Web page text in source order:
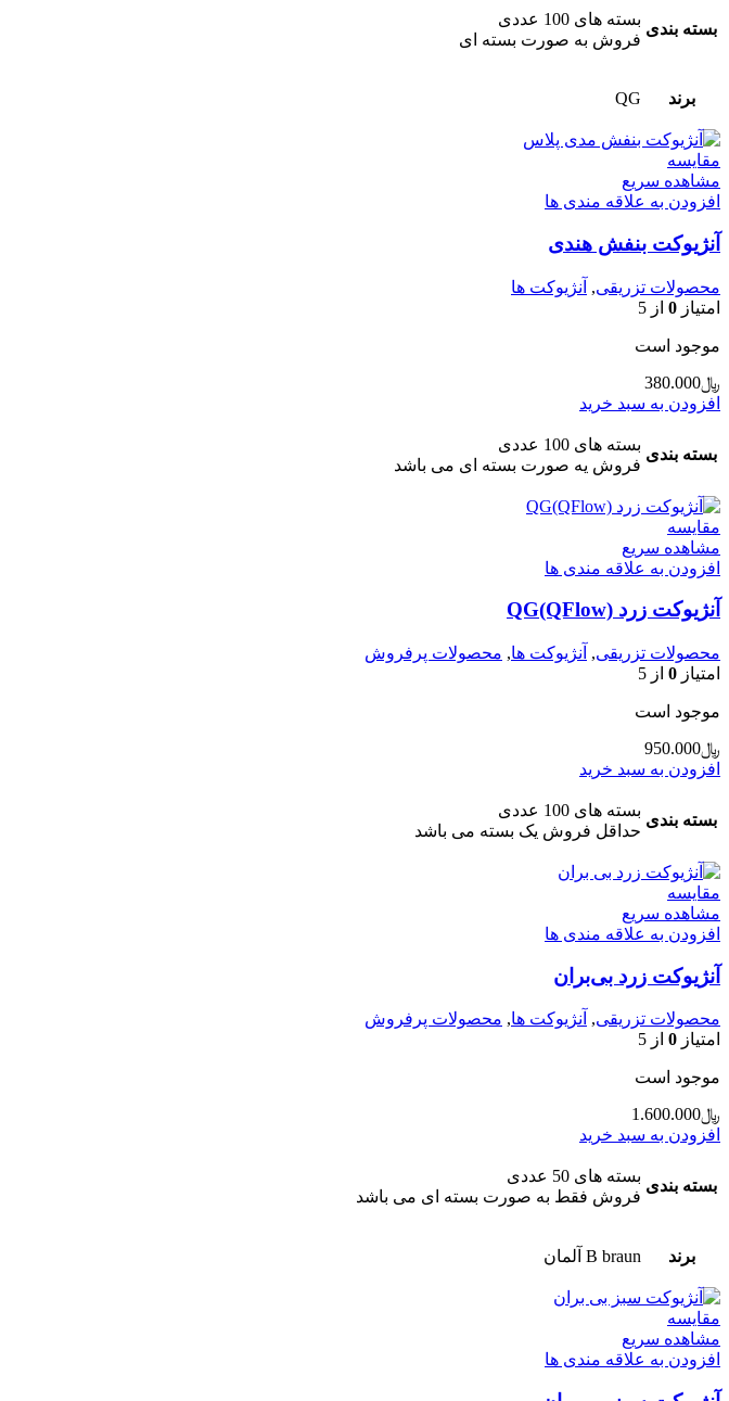
بسته بندی
بسته های 100 عددی
فروش به صورت بسته ای
برند QG
مقایسه
مشاهده سریع
افزودن به علاقه مندی ها
آنژیوکت بنفش هندی
محصولات تزریقی, آنژیوکت ها
امتیاز 0 از 5
موجود است
﷼380.000
افزودن به سبد خرید
بسته بندی
بسته های 100 عددی
فروش یه صورت بسته ای می باشد
مقایسه
مشاهده سریع
افزودن به علاقه مندی ها
آنژیوکت زرد QG(QFlow)
محصولات تزریقی, آنژیوکت ها, محصولات پرفروش
امتیاز 0 از 5
موجود است
﷼950.000
افزودن به سبد خرید
بسته بندی
بسته های 100 عددی
حداقل فروش یک بسته می باشد
مقایسه
مشاهده سریع
افزودن به علاقه مندی ها
آنژیوکت زرد بی‌بران
محصولات تزریقی, آنژیوکت ها, محصولات پرفروش
امتیاز 0 از 5
موجود است
﷼1.600.000
افزودن به سبد خرید
بسته بندی
بسته های 50 عددی
فروش فقط به صورت بسته ای می باشد
برند B braun آلمان
مقایسه
مشاهده سریع
افزودن به علاقه مندی ها